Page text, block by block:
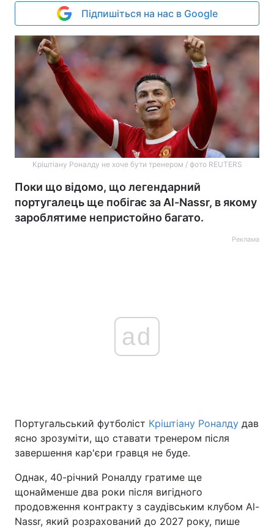
Підпишіться на нас в Google
Кріштіану Роналду не хоче бути тренером / фото REUTERS
Поки що відомо, що легендарний
португалець ще побігає за Al-Nassr, в якому
зароблятиме непристойно багато.
Реклама
ad
Португальський футболіст Кріштіану Роналду дав
ясно зрозуміти, що ставати тренером після
завершення кар'єри гравця не буде.
Однак, 40-річний Роналду гратиме ще
щонайменше два роки після вигідного
продовження контракту з саудівським клубом Al-
Nassr, який розрахований до 2027 року, пише